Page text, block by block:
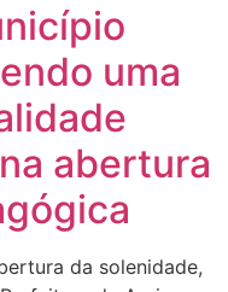
uma
abertura
da solenidade,